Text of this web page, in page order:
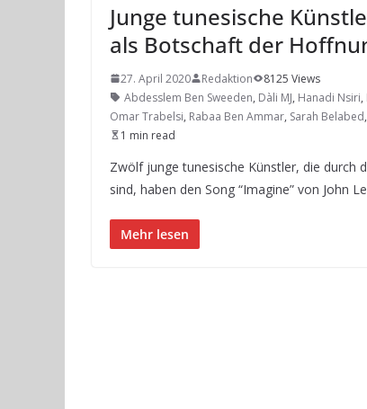
Junge tunesische
als Botschaft der
27. April 2020 Redaktion
8125 Views
Abdesslem Ben Sweeden, Dàli MJ, Hanadi Nsiri,
Omar Trabelsi, Rabaa Ben Ammar, Sarah Belabed,
1 min read
Zwölf junge tunesische Künstler, die durch
sind, haben den Song “Imagine” von John
Mehr lesen